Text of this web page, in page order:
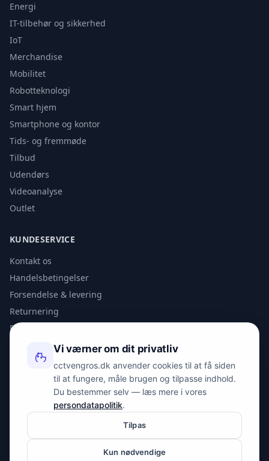
Energi
IT-tilbehør og sikkerhed
IoT
Merchandise
Mobilitet
Robotteknologi
Smart hjem
Smartphone og kontor
Tids- og fremmøde
Tilbud
Udendørs
Videoanalyse
Outlet
KUNDESERVICE
Kontakt os
Handelsbetingelser
Forsendelse & levering
Returnering
Privatlivspolitik
KONTAKT
info@spyman.dk
Peter Bangs Vej 153, 2000 Frederiksberg
Vi værner om dit privatliv
cctvengros.dk anvender cookies til at få siden
til at fungere, måle brugen og tilpasse indhold.
Du bestemmer selv — læs mere i vores
persondatapolitik.
Tilpas
Kun nødvendige